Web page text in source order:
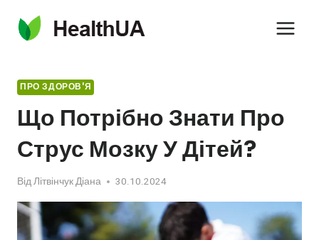
вмісту
ПРО ЗДОРОВ'Я
Що Потрібно Знати Про
Струс Мозку У Дітей?
ВідЛітвінчук Діана 30.10.2024